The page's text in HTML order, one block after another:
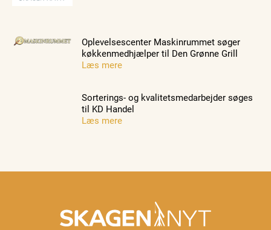
Oplevelsescenter Maskinrummet søger
køkkenmedhjælper til Den Grønne Grill
Læs mere
Sorterings- og kvalitetsmedarbejder søges
til KD Handel
Læs mere